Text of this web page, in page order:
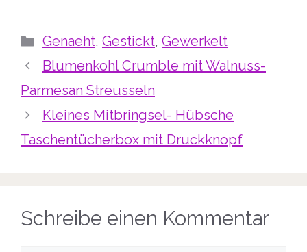
Kategorien
Genaeht, Gestickt, Gewerkelt
Blumenkohl Crumble mit Walnuss-
Parmesan Streusseln
Kleines Mitbringsel- Hübsche
Taschentücherbox mit Druckknopf
Schreibe einen Kommentar